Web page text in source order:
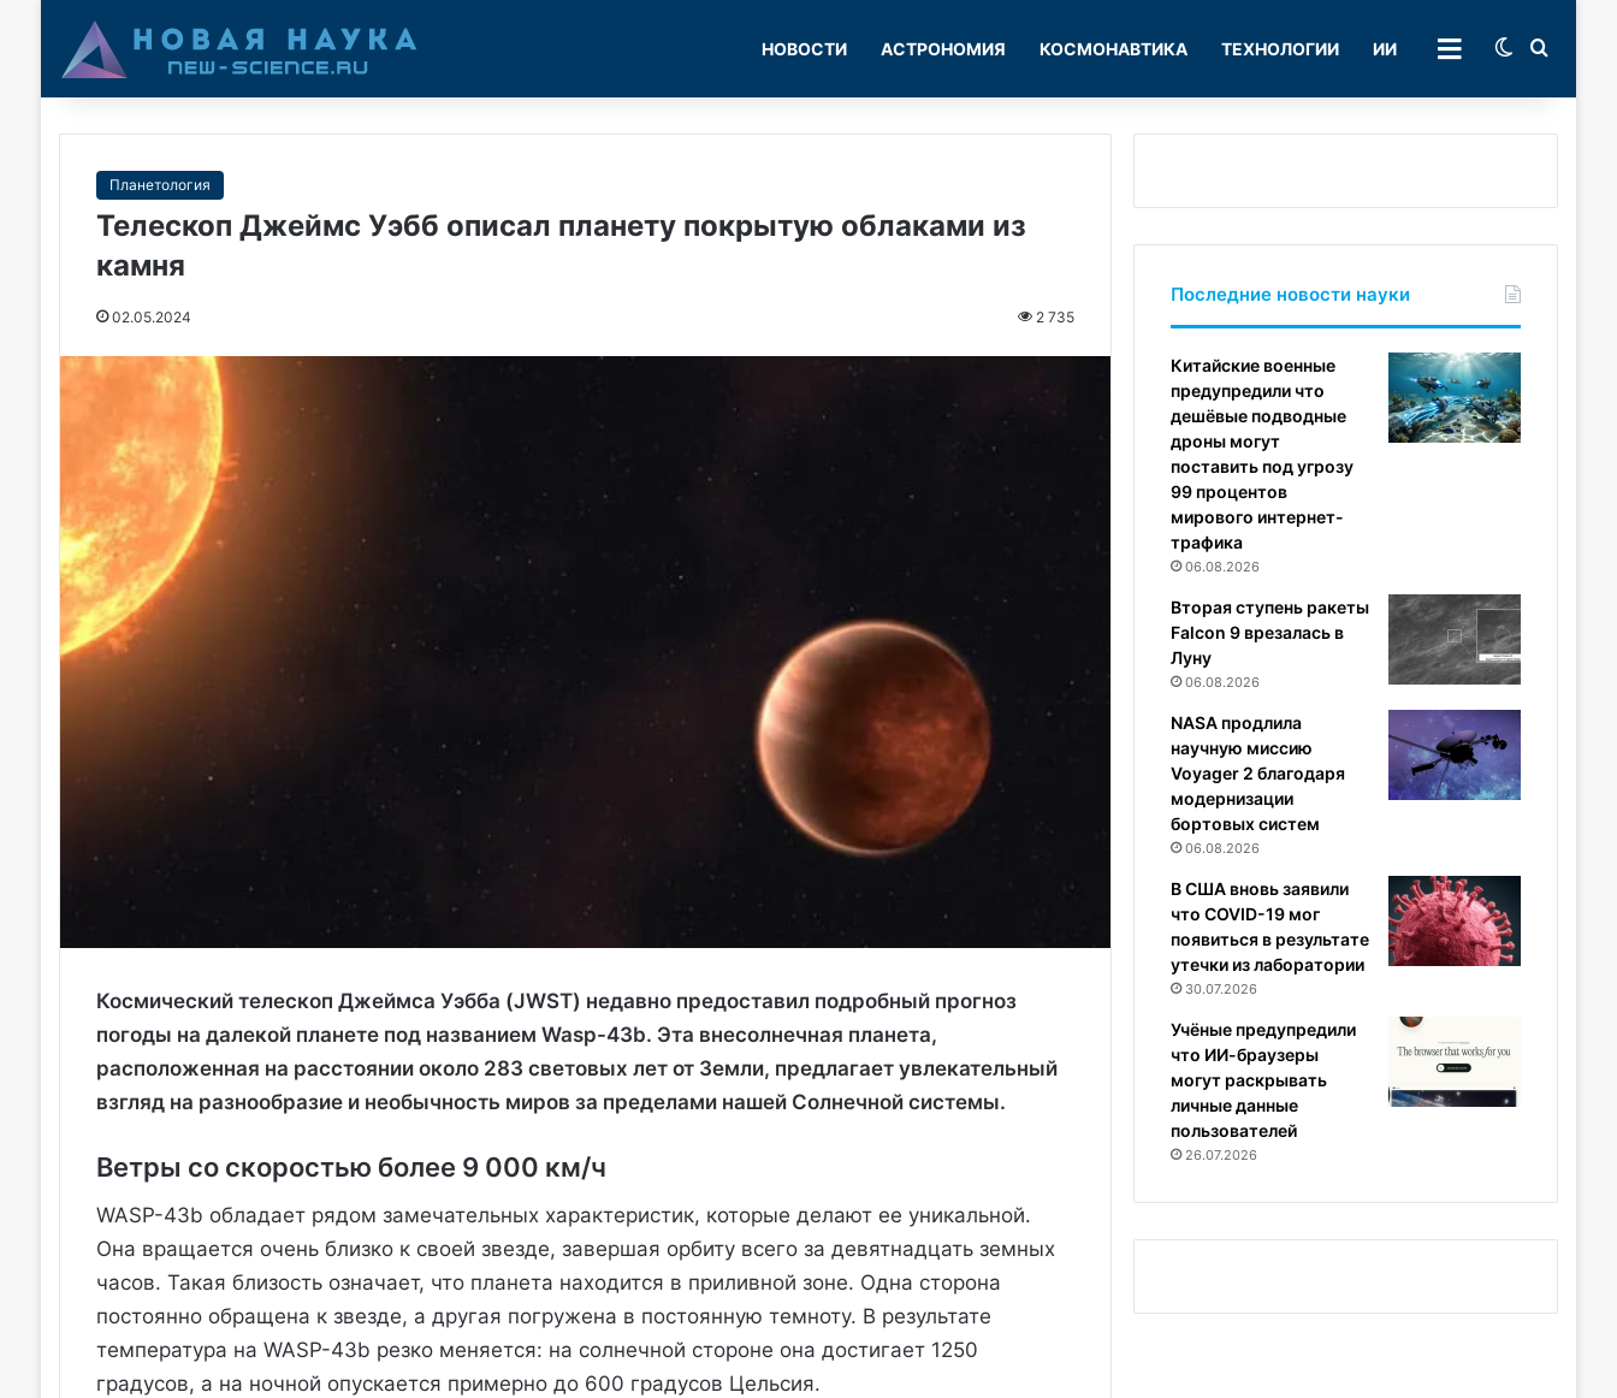
НОВОСТИ АСТРОНОМИЯ КОСМОНАВТИКА ТЕХНОЛОГИИ ИИ РУБРИКИSwitch skin
Планетология
Телескоп Джеймс Уэбб описал планету покрытую облаками из
камня
02.05.2024 2 735
Космический телескоп Джеймса Уэбба (JWST) недавно предоставил подробный прогноз
погоды на далекой планете под названием Wasp-43b. Эта внесолнечная планета,
расположенная на расстоянии около 283 световых лет от Земли, предлагает увлекательный
взгляд на разнообразие и необычность миров за пределами нашей Солнечной системы.
Ветры со скоростью более 9 000 км/ч
WASP-43b обладает рядом замечательных характеристик, которые делают ее уникальной.
Она вращается очень близко к своей звезде, завершая орбиту всего за девятнадцать земных
часов. Такая близость означает, что планета находится в приливной зоне. Одна сторона
постоянно обращена к звезде, а другая погружена в постоянную темноту. В результате
температура на WASP-43b резко меняется: на солнечной стороне она достигает 1250
градусов, а на ночной опускается примерно до 600 градусов Цельсия.
Последние новости науки
Китайские военные
предупредили что
дешёвые подводные
дроны могут
поставить под угрозу
99 процентов
мирового интернет-
трафика
06.08.2026
Вторая ступень ракеты
Falcon 9 врезалась в
Луну
06.08.2026
NASA продлила
научную миссию
Voyager 2 благодаря
модернизации
бортовых систем
06.08.2026
В США вновь заявили
что COVID-19 мог
появиться в результате
утечки из лаборатории
30.07.2026
Учёные предупредили
что ИИ-браузеры
могут раскрывать
личные данные
пользователей
26.07.2026